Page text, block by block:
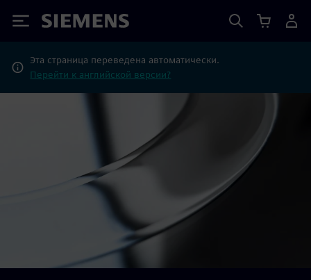
Siemens
Эта страница переведена автоматически.
Перейти к английской версии?